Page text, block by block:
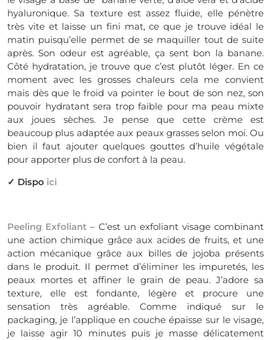
hyaluronique. Sa texture est assez fluide, elle pénètre
très vite et laisse un fini mat, ce que je trouve idéal le
matin puisqu’elle permet de se maquiller tout de suite
après. Son odeur est agréable, ça sent bon la banane.
Côté hydratation, je trouve que c’est plutôt léger. En ce
moment avec les grosses chaleurs cela me convient
mais dès que le froid va pointer le bout de son nez, son
pouvoir hydratant sera trop faible pour ma peau mixte
aux joues sèches. Je pense que cette crème est
beaucoup plus adaptée aux peaux grasses selon moi. Ou
bien il faut ajouter quelques gouttes d’huile végétale
pour apporter plus de confort à la peau.
✓ Dispo ici
Peeling Exfoliant – C’est un exfoliant visage combinant
une action chimique grâce aux acides de fruits, et une
action mécanique grâce aux billes de jojoba présents
dans le produit. Il permet d’éliminer les impuretés, les
peaux mortes et affiner le grain de peau. J’adore sa
texture, elle est fondante, légère et procure une
sensation très agréable. Comme indiqué sur le
packaging, je l’applique en couche épaisse sur le visage,
je laisse agir 10 minutes puis je masse délicatement